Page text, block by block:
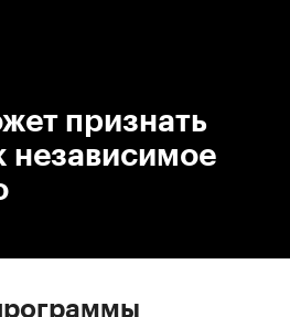
признать
независимое